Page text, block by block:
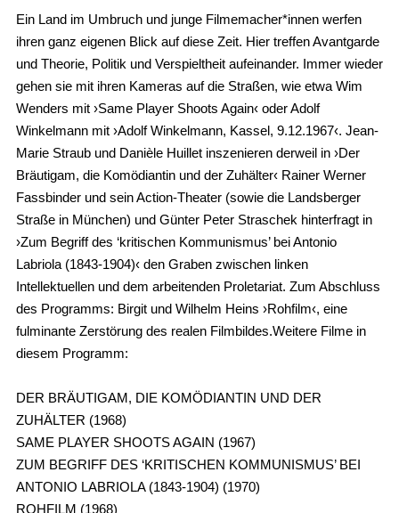
Ein Land im Umbruch und junge Filmemacher*innen werfen
ihren ganz eigenen Blick auf diese Zeit. Hier treffen Avantgarde
und Theorie, Politik und Verspieltheit aufeinander. Immer wieder
gehen sie mit ihren Kameras auf die Straßen, wie etwa Wim
Wenders mit ›Same Player Shoots Again‹ oder Adolf
Winkelmann mit ›Adolf Winkelmann, Kassel, 9.12.1967‹. Jean-
Marie Straub und Danièle Huillet inszenieren derweil in ›Der
Bräutigam, die Komödiantin und der Zuhälter‹ Rainer Werner
Fassbinder und sein Action-Theater (sowie die Landsberger
Straße in München) und Günter Peter Straschek hinterfragt in
›Zum Begriff des ‘kritischen Kommunismus’ bei Antonio
Labriola (1843-1904)‹ den Graben zwischen linken
Intellektuellen und dem arbeitenden Proletariat. Zum Abschluss
des Programms: Birgit und Wilhelm Heins ›Rohfilm‹, eine
fulminante Zerstörung des realen Filmbildes.Weitere Filme in
diesem Programm:
DER BRÄUTIGAM, DIE KOMÖDIANTIN UND DER
ZUHÄLTER (1968)
SAME PLAYER SHOOTS AGAIN (1967)
ZUM BEGRIFF DES ‘KRITISCHEN KOMMUNISMUS’ BEI
ANTONIO LABRIOLA (1843-1904) (1970)
ROHFILM (1968)